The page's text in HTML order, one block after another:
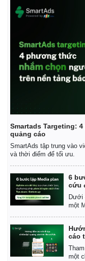
Smartads Targeting:
quảng cáo
SmartAds tập trung vào
và thời điểm để tối ưu.
6
cứu
Dưới
một
cáo
một